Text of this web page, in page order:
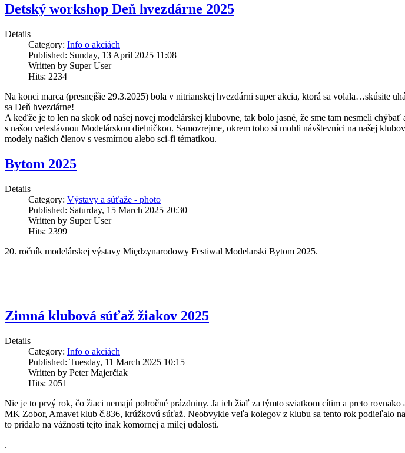
Detský workshop Deň hvezdárne 2025
Details
Category: Info o akciách
Published: Sunday, 13 April 2025 11:08
Written by Super User
Hits: 2234
Na konci marca (presnejšie 29.3.2025) bola v nitrianskej hvezdárni super akcia, ktorá sa volala…skúsite
sa Deň hvezdárne!
A keďže je to len na skok od našej novej modelárskej klubovne, tak bolo jasné, že sme tam nesmeli
s našou veleslávnou Modelárskou dielničkou. Samozrejme, okrem toho si mohli návštevníci na našej
modely našich členov s vesmírnou alebo sci-fi tématikou.
Bytom 2025
Details
Category: Výstavy a súťaže - photo
Published: Saturday, 15 March 2025 20:30
Written by Super User
Hits: 2399
20. ročník modelárskej výstavy Międzynarodowy Festiwal Modelarski Bytom 2025.
Zimná klubová súťaž žiakov 2025
Details
Category: Info o akciách
Published: Tuesday, 11 March 2025 10:15
Written by Peter Majerčiak
Hits: 2051
Nie je to prvý rok, čo žiaci nemajú polročné prázdniny. Ja ich žiaľ za týmto sviatkom cítim a preto
MK Zobor, Amavet klub č.836, krúžkovú súťaž. Neobvykle veľa kolegov z klubu sa tento rok podieľalo
to pridalo na vážnosti tejto inak komornej a milej udalosti.
.